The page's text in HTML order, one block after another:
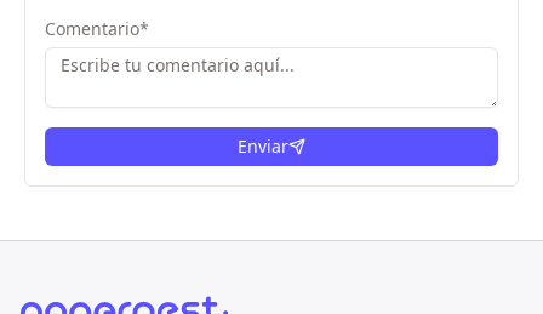
Comentario*
Enviar